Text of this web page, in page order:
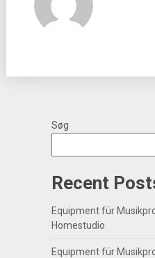
Søg
Recent
Equipment für
Homestudio
Equipment für